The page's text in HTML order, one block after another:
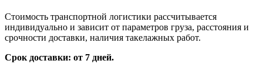
Стоимость транспортной логистики рассчитывается
индивидуально и зависит от параметров груза, расстояния и
срочности доставки, наличия такелажных работ.
Срок доставки: от 7 дней.